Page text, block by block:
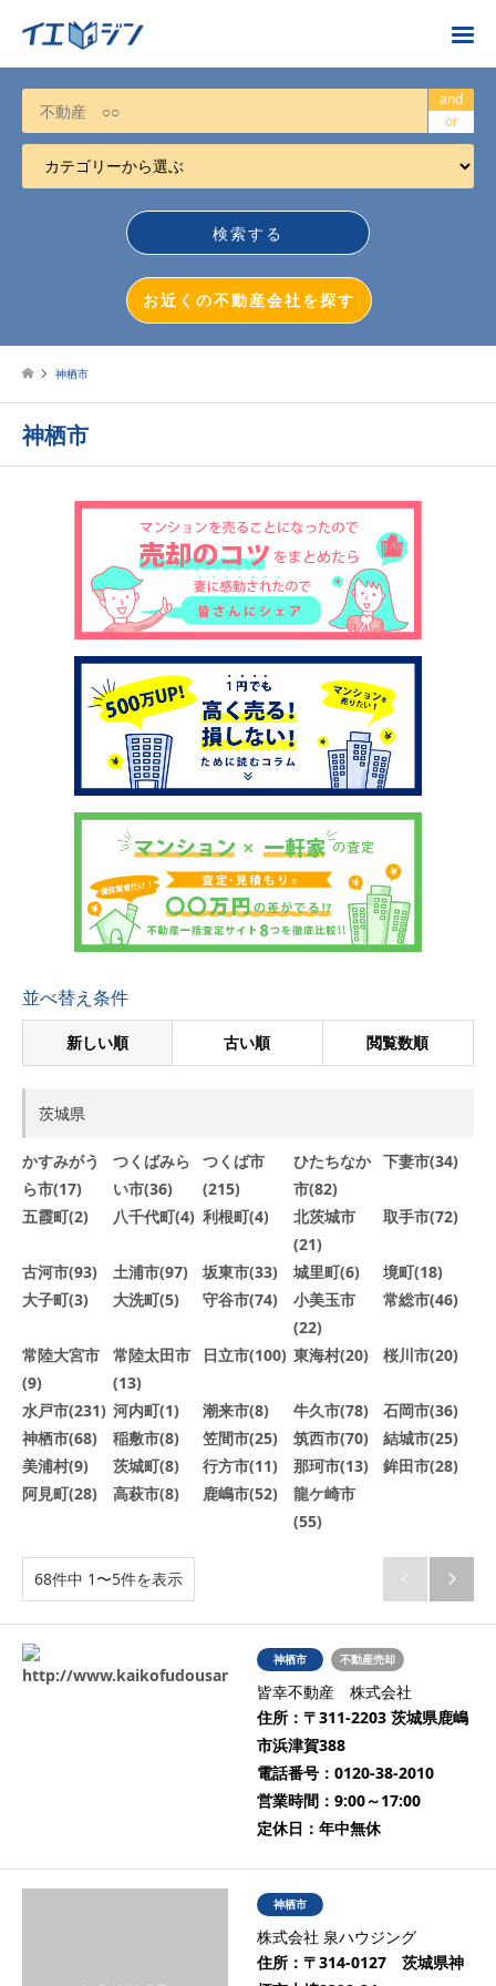
お近くの不動産会社を探す
カテゴリーから選ぶ
不動産売却
不動産投資
戸建売却
マンション売却
土地売却
イエジンくんの紹介
運営会社
運営会社
利用規約について
掲載受付窓口はこちら
and
or
お近くの不動産会社を探す
神栖市
神栖市
並べ替え条件
新しい順 古い順 閲覧数順
茨城県
かすみがう
ら市(17)
つくばみら
い市(36)
つくば市
(215)
ひたちなか
市(82)
下妻市(34)
五霞町(2) 八千代町(4) 利根町(4)
北茨城市
(21)
取手市(72)
古河市(93) 土浦市(97) 坂東市(33) 城里町(6)
境町(18)
大子町(3)
大洗町(5) 守谷市(74)
小美玉市
(22)
常総市(46)
常陸大宮市
(9)
常陸太田市
(13)
日立市(100) 東海村(20) 桜川市(20)
水戸市(231) 河内町(1) 潮来市(8) 牛久市(78)
石岡市(36)
神栖市(68)
稲敷市(8) 笠間市(25) 筑西市(70)
結城市(25)
美浦村(9)
茨城町(8) 行方市(11) 那珂市(13)
鉾田市(28)
阿見町(28)
高萩市(8) 鹿嶋市(52)
龍ケ崎市
(55)
68件中 1〜5件を表示  
神栖市 不動産売却
皆幸不動産 株式会社
住所： 〒311-2203 茨城県鹿嶋
市浜津賀388
電話番号： 0120-38-2010
営業時間： 9:00～17:00
定休日： 年中無休
神栖市
株式会社 泉ハウジング
住所： 〒314-0127 茨城県神